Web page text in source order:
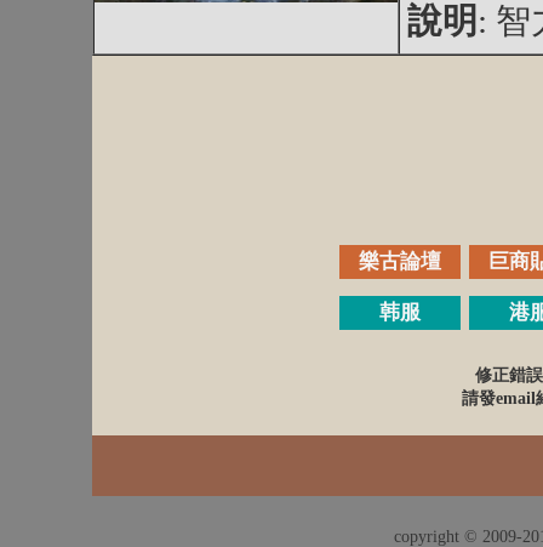
說明 : 智
樂古論壇 巨商
韩服 港
修正錯
請發email
copyright © 2009-